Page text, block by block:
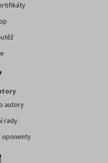
autory
rady
oponenty